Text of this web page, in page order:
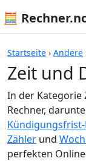
🧮
Startseite › Andere
Zeit und
In der Kategorie
Rechner,
Kündigungsfrist-
Zähler und
perfekten